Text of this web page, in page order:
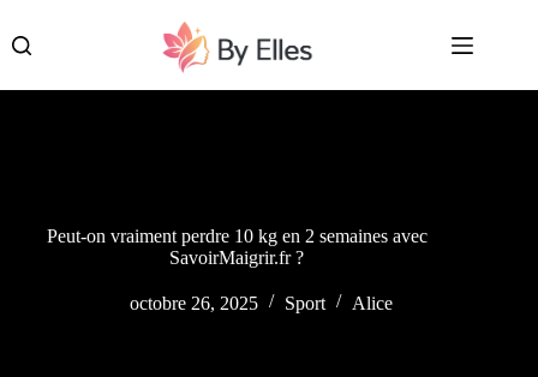
contenu
Peut-on vraiment perdre 10 kg en 2 semaines avec
SavoirMaigrir.fr ?
octobre 26, 2025 Sport Alice